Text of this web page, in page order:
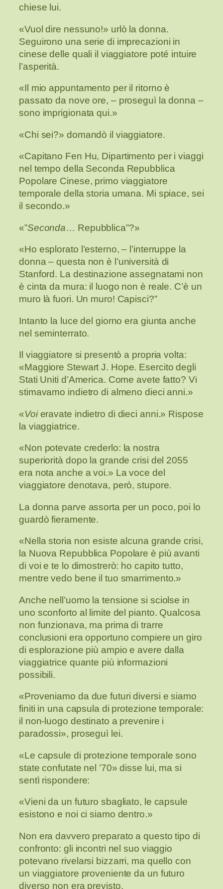
chiese lui.
«Vuol dire nessuno!» urlò la donna.
Seguirono una serie di imprecazioni in
cinese delle quali il viaggiatore poté intuire
l’asperità.
«Il mio appuntamento per il ritorno è
passato da nove ore, – proseguì la donna –
sono imprigionata qui.»
«Chi sei?» domandò il viaggiatore.
«Capitano Fen Hu, Dipartimento per i viaggi
nel tempo della Seconda Repubblica
Popolare Cinese, primo viaggiatore
temporale della storia umana. Mi spiace, sei
il secondo.»
«”Seconda… Repubblica”?»
«Ho esplorato l’esterno, – l’interruppe la
donna – questa non è l’università di
Stanford. La destinazione assegnatami non
è cinta da mura: il luogo non è reale. C’è un
muro là fuori. Un muro! Capisci?”
Intanto la luce del giorno era giunta anche
nel seminterrato.
Il viaggiatore si presentò a propria volta:
«Maggiore Stewart J. Hope. Esercito degli
Stati Uniti d’America. Come avete fatto? Vi
stimavamo indietro di almeno dieci anni.»
«Voieravate indietro di dieci anni.» Rispose
la viaggiatrice.
«Non potevate crederlo: la nostra
superiorità dopo la grande crisi del 2055
era nota anche a voi.» La voce del
viaggiatore denotava, però, stupore.
La donna parve assorta per un poco, poi lo
guardò fieramente.
«Nella storia non esiste alcuna grande crisi,
la Nuova Repubblica Popolare è più avanti
di voi e te lo dimostrerò: ho capito tutto,
mentre vedo bene il tuo smarrimento.»
Anche nell’uomo la tensione si sciolse in
uno sconforto al limite del pianto. Qualcosa
non funzionava, ma prima di trarre
conclusioni era opportuno compiere un giro
di esplorazione più ampio e avere dalla
viaggiatrice quante più informazioni
possibili.
«Proveniamo da due futuri diversi e siamo
finiti in una capsula di protezione temporale:
il non-luogo destinato a prevenire i
paradossi», proseguì lei.
«Le capsule di protezione temporale sono
state confutate nel ’70» disse lui, ma si
sentì rispondere:
«Vieni da un futuro sbagliato, le capsule
esistono e noi ci siamo dentro.»
Non era davvero preparato a questo tipo di
confronto: gli incontri nel suo viaggio
potevano rivelarsi bizzarri, ma quello con
un viaggiatore proveniente da un futuro
diverso non era previsto.